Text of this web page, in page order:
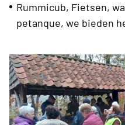
Rummicub, Fietsen,
petanque, we bieden